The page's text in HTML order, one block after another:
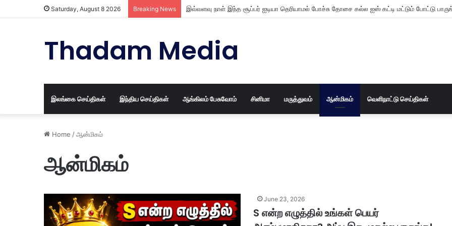
Saturday, August 8 2026 Breaking News யாழ் உட்பட பல இடங்களில் கொட்டி தீர்க்கப்போகும் மழை
Thadam Media
இலங்கை செய்திகள் இந்திய செய்திகள் ஆங்கிலம் பேசுவோம் சினிமா மருத்துவம் ஆன்மிகம் வெளிநாட்டு செய்திகள்
Home /ஆன்மிகம்
ஆன்மிகம்
June 23, 2026
S என்ற எழுத்தில் உங்கள் பெயர்